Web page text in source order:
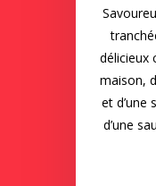
délicieux
maison,
et d’une
d’une